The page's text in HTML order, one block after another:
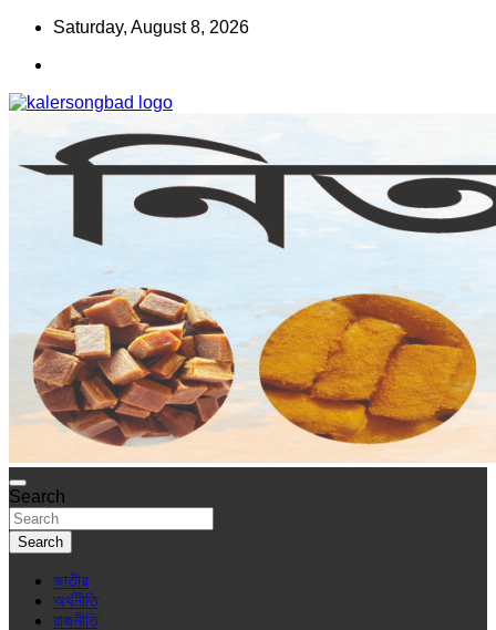
Skip
content
Saturday, August 8, 2026
কালের সংবাদ
www.kalersongbad.com
Search
Search
জাতীয়
অর্থনীতি
রাজনীতি